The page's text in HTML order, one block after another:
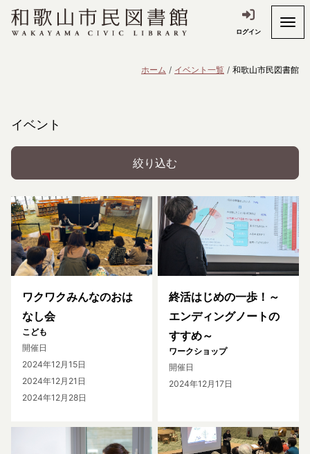
ログイン
ホーム イベント一覧 和歌山市民図書館
イベント
絞り込む
ワクワクみんなのおは
なし会
こども
開催日
2024年12月15日
2024年12月21日
2024年12月28日
終活はじめの一歩！～
エンディングノートの
すすめ～
ワークショップ
開催日
2024年12月17日